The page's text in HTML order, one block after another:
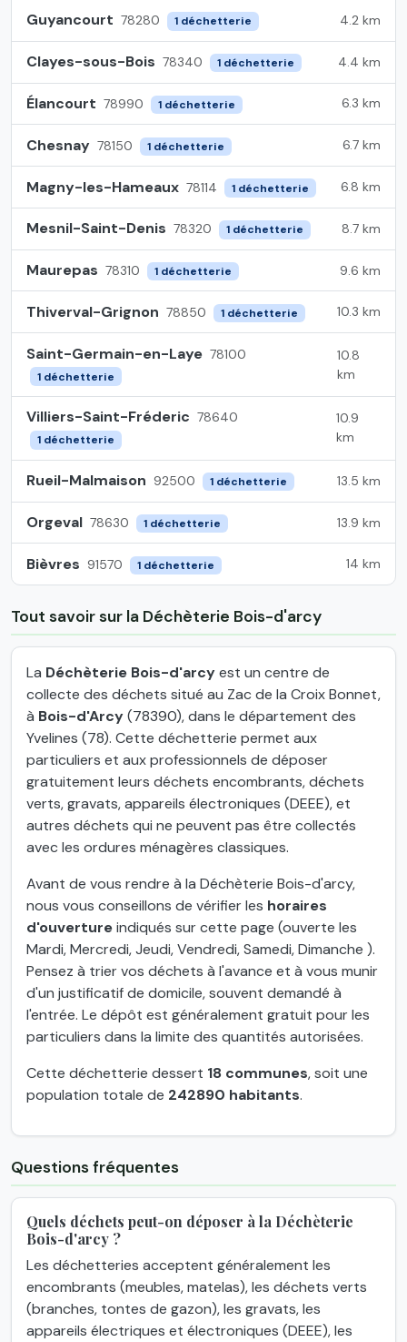
Guyancourt 78280 1 déchetterie 4.2 km
Clayes-sous-Bois 78340 1 déchetterie 4.4 km
Élancourt 78990 1 déchetterie 6.3 km
Chesnay 78150 1 déchetterie 6.7 km
Magny-les-Hameaux 78114 1 déchetterie 6.8 km
Mesnil-Saint-Denis 78320 1 déchetterie 8.7 km
Maurepas 78310 1 déchetterie 9.6 km
Thiverval-Grignon 78850 1 déchetterie 10.3 km
Saint-Germain-en-Laye 78100
1 déchetterie
10.8
km
Villiers-Saint-Fréderic 78640
1 déchetterie
10.9
km
Rueil-Malmaison 92500 1 déchetterie 13.5 km
Orgeval 78630 1 déchetterie 13.9 km
Bièvres 91570 1 déchetterie 14 km
Tout savoir sur la Déchèterie Bois-d'arcy
La Déchèterie Bois-d'arcyest un centre de
collecte des déchets situé au Zac de la Croix Bonnet,
à Bois-d'Arcy(78390), dans le département des
Yvelines (78). Cette déchetterie permet aux
particuliers et aux professionnels de déposer
gratuitement leurs déchets encombrants, déchets
verts, gravats, appareils électroniques (DEEE), et
autres déchets qui ne peuvent pas être collectés
avec les ordures ménagères classiques.
Avant de vous rendre à la Déchèterie Bois-d'arcy,
nous vous conseillons de vérifier les horaires
d'ouvertureindiqués sur cette page (ouverte les
Mardi, Mercredi, Jeudi, Vendredi, Samedi, Dimanche ).
Pensez à trier vos déchets à l'avance et à vous munir
d'un justificatif de domicile, souvent demandé à
l'entrée. Le dépôt est généralement gratuit pour les
particuliers dans la limite des quantités autorisées.
Cette déchetterie dessert 18 communes, soit une
population totale de 242890 habitants.
Questions fréquentes
Quels déchets peut-on déposer à la Déchèterie
Bois-d'arcy ?
Les déchetteries acceptent généralement les
encombrants (meubles, matelas), les déchets verts
(branches, tontes de gazon), les gravats, les
appareils électriques et électroniques (DEEE), les